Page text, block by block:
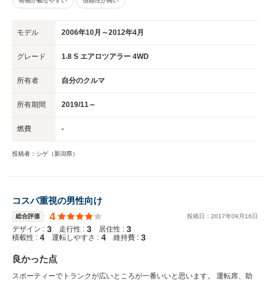
モデル 2006年10月～2012年4月
グレード 1.8 S エアロツアラー 4WD
所有者 自分のクルマ
所有期間 2019/11～
燃費 -
投稿者：シゲ（新潟県）
コスパ重視の男性向け
総合評価 4 投稿日： 2017年09 月 16日
デザイン : 3 走行性 : 3 居住性 : 3
積載性 : 4 運転しやすさ : 4 維持費 : 3
良かった点
スポーティーでトランクが広いところが一番いいと思います。 運転席、助